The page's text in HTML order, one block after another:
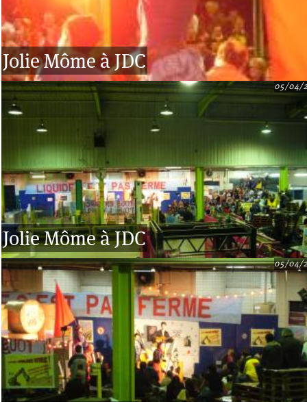
Jolie Môme à JDC
Jolie Môme à JDC
05/04/
05/04/